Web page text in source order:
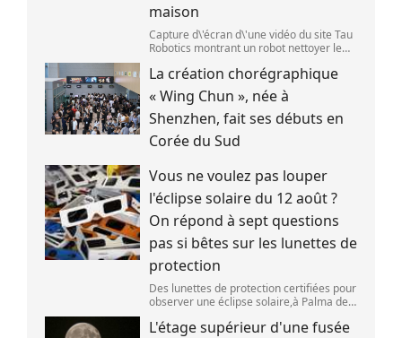
maison
Capture d\'écran d\'une vidéo du site Tau
Robotics montrant un robot nettoyer le
Robotics)
La création chorégraphique
« Wing Chun », née à
Shenzhen, fait ses débuts en
Corée du Sud
Vous ne voulez pas louper
l'éclipse solaire du 12 août ?
On répond à sept questions
pas si bêtes sur les lunettes de
protection
Des lunettes de protection certifiées pour
observer une éclipse solaire,à Palma de
(JAIME REINA )
L'étage supérieur d'une fusée